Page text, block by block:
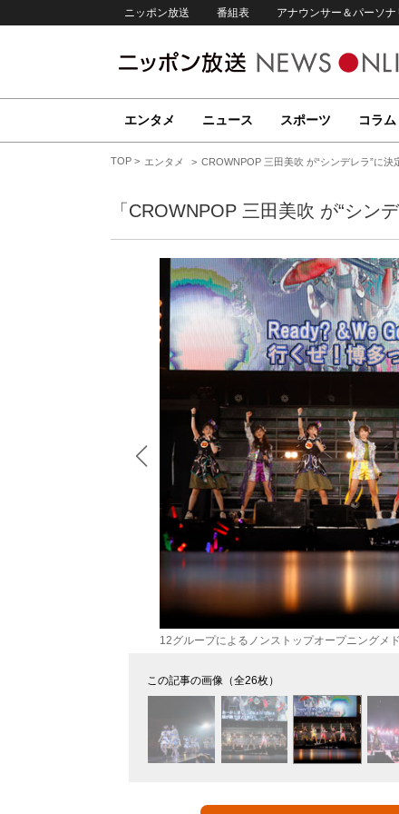
ニッポン放送 番組表 アナウンサー＆パーソナ
エンタメ ニュース スポーツ コラム
TOP エンタメ CROWNPOP 三田美吹 が“シンデレラ”に決
「CROWNPOP 三田美吹 が“シン
12グループによるノンストップオープニングメ
この記事の画像（全26枚）